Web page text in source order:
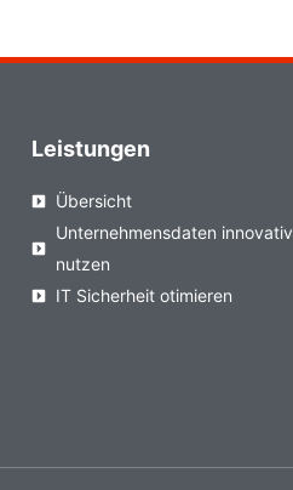
Leistungen
Übersicht
Unternehmensdaten innovativ
nutzen
IT Sicherheit otimieren